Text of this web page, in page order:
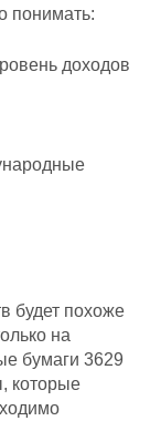
понимать:
доходов
будет похоже
на
бумаги 3629
которые